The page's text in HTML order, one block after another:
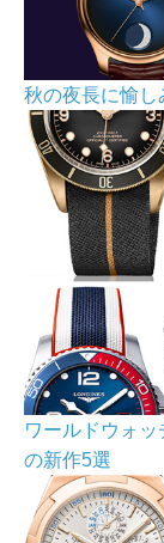
秋の夜長に愉し
ワールドウォ
の新作5選